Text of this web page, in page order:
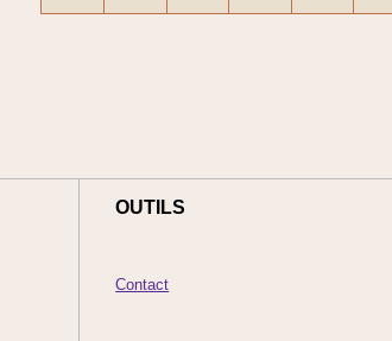
OUTILS
Contact